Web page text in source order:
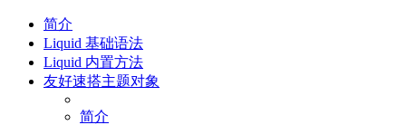
简介
Liquid 基础语法
Liquid 内置方法
友好速搭主题对象
简介